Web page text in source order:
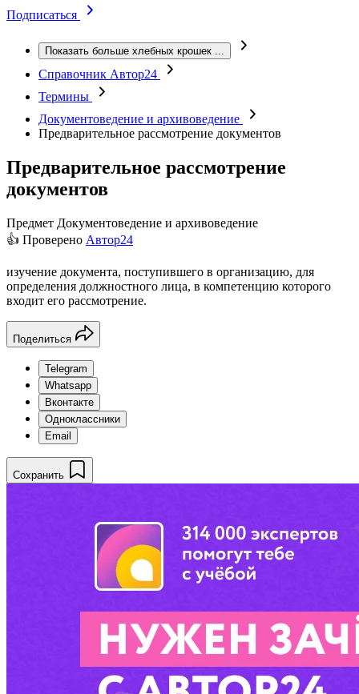
Подписаться
Показать больше хлебных крошек ...
Справочник Автор24
Термины
Документоведение и архивоведение
Предварительное рассмотрение документов
Предварительное рассмотрение
документов
Предмет Документоведение и архивоведение
👍 Проверено Автор24
изучение документа, поступившего в организацию, для
определения должностного лица, в компетенцию которого
входит его рассмотрение.
Поделиться
Telegram
Whatsapp
Вконтакте
Одноклассники
Email
Сохранить